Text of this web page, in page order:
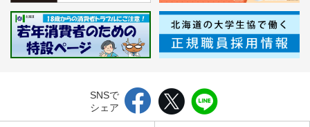
SNSで
シェア